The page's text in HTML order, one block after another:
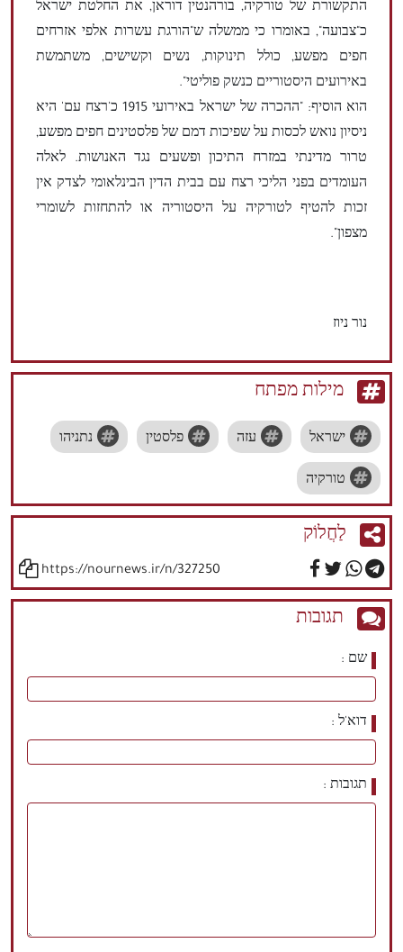
התקשורת של טורקיה, בורהנטין דוראן, את החלטת ישראל
כ"צבועה", באומרו כי ממשלה ש"הורגת עשרות אלפי אזרחים
חפים מפשע, כולל תינוקות, נשים וקשישים, משתמשת
באירועים היסטוריים כנשק פוליטי".
הוא הוסיף: "ההכרה של ישראל באירועי 1915 כ'רצח עם' היא
ניסיון נואש לכסות על שפיכות דמם של פלסטינים חפים מפשע,
טרור מדינתי במזרח התיכון ופשעים נגד האנושות. לאלה
העומדים בפני הליכי רצח עם בבית הדין הבינלאומי לצדק אין
זכות להטיף לטורקיה על היסטוריה או להתחזות לשומרי
מצפון".
נור ניוז
מילות מפתח
ישראל עזה פלסטין נתניהו
טורקיה
לַחֲלוֹק
https://nournews.ir/n/327250
תגובות
שם
דוא'ל
תגובות